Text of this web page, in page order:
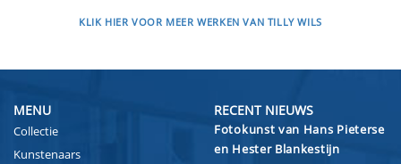
KLIK HIER VOOR MEER WERKEN VAN TILLY WILS
MENU
Collectie
Kunstenaars
RECENT NIEUWS
Fotokunst van Hans Pieterse
en Hester Blankestijn